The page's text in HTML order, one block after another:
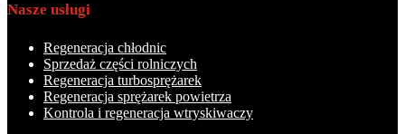
Nasze usługi
Regeneracja chłodnic
Sprzedaż części rolniczych
Regeneracja turbosprężarek
Regeneracja sprężarek powietrza
Kontrola i regeneracja wtryskiwaczy